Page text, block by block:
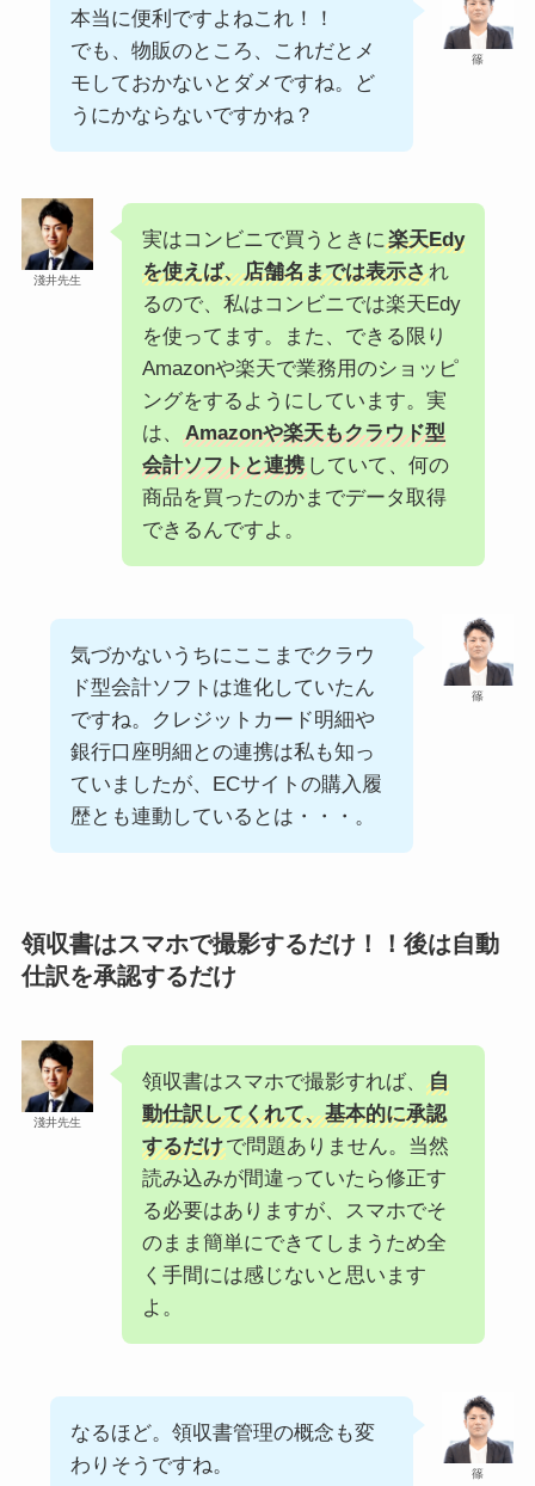
篠
本当に便利ですよねこれ！！
でも、物販のところ、これだとメ
モしておかないとダメですね。ど
うにかならないですかね？
淺井先生
実はコンビニで買うときに楽天Edy
を使えば、店舗名までは表示され
るので、私はコンビニでは楽天Edy
を使ってます。また、できる限り
Amazonや楽天で業務用のショッピ
ングをするようにしています。実
は、
Amazonや楽天もクラウド型
会計ソフトと連携していて、何の
商品を買ったのかまでデータ取得
できるんですよ。
篠
気づかないうちにここまでクラウ
ド型会計ソフトは進化していたん
ですね。クレジットカード明細や
銀行口座明細との連携は私も知っ
ていましたが、ECサイトの購入履
歴とも連動しているとは・・・。
領収書はスマホで撮影するだけ！！後は自動
仕訳を承認するだけ
淺井先生
領収書はスマホで撮影すれば、
自
動仕訳してくれて、基本的に承認
するだけで問題ありません。当然
読み込みが間違っていたら修正す
る必要はありますが、スマホでそ
のまま簡単にできてしまうため全
く手間には感じないと思います
よ。
篠
なるほど。領収書管理の概念も変
わりそうですね。